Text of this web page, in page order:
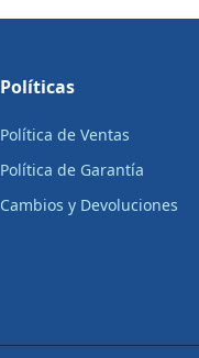
Políticas
Política de Ventas
Política de Garantía
Cambios y Devoluciones